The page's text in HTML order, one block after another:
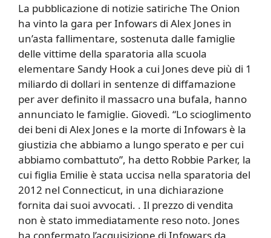
La pubblicazione di notizie satiriche The Onion
ha vinto la gara per Infowars di Alex Jones in
un’asta fallimentare, sostenuta dalle famiglie
delle vittime della sparatoria alla scuola
elementare Sandy Hook a cui Jones deve più di 1
miliardo di dollari in sentenze di diffamazione
per aver definito il massacro una bufala, hanno
annunciato le famiglie. Giovedì. “Lo scioglimento
dei beni di Alex Jones e la morte di Infowars è la
giustizia che abbiamo a lungo sperato e per cui
abbiamo combattuto”, ha detto Robbie Parker, la
cui figlia Emilie è stata uccisa nella sparatoria del
2012 nel Connecticut, in una dichiarazione
fornita dai suoi avvocati. . Il prezzo di vendita
non è stato immediatamente reso noto. Jones
ha confermato l’acquisizione di Infowars da